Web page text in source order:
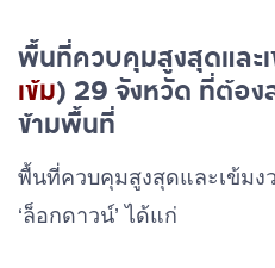
พื้นที่ควบคุมสูงสุดและ
เข้ม) 29 จังหวัด ที่ต้อง
ข้ามพื้นที่
พื้นที่ควบคุมสูงสุดและเข้มง
‘ล็อกดาวน์’ ได้แก่